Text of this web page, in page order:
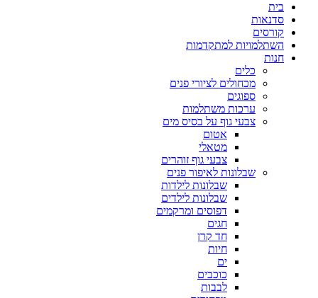
בית
סדנאות
קורסים
השתלמויות למתקדמות
חנות
כלים
מכחולים לציורי פנים
ספוגים
ערכות משתלמות
צבעי גוף על בסיס מים
אטום
מטאלי
צבעי גוף זוהרים
שבלונות לאיפור פנים
שבלונות לילדות
שבלונות לילדים
דפוסים ומרקמים
חגים
חד קרן
חיות
ים
כוכבים
לבבות